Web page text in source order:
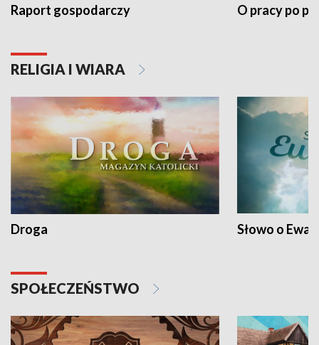
Raport gospodarczy O pracy po
RELIGIA I WIARA
Droga Słowo o
SPOŁECZEŃSTWO